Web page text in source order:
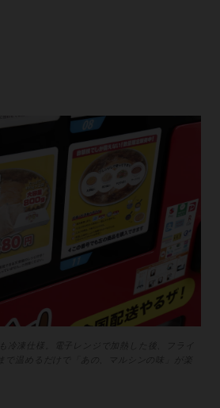
冷凍仕様。電子レンジで加熱した後、フライ